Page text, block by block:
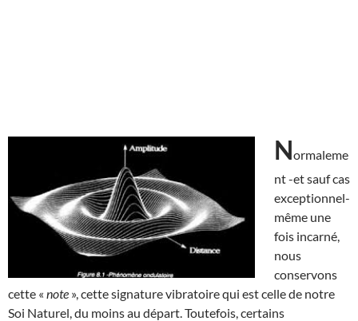
Normaleme
nt -et sauf cas
exceptionnel-
même une
fois incarné,
nous
conservons
cette « note », cette signature vibratoire qui est celle de notre
Soi Naturel, du moins au départ. Toutefois, certains